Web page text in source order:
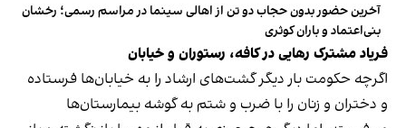
آخرین حضور بدون حجاب دو تن از اهالی سینما در مراسم رسمی؛ رخشان
بنی‌اعتماد و باران کوثری
فریاد مشترک رهایی در کافه، رستوران و خیابان
اگرچه حکومت بار دیگر گشت‌های ارشاد را به خیابان‌ها فرستاده
و دختران و زنان را با ضرب و شتم به گوشه بیمارستان‌ها